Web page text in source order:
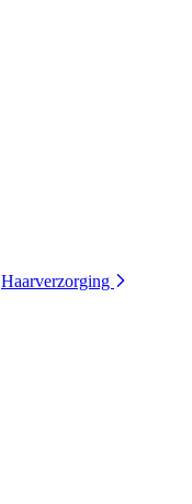
Haarverzorging